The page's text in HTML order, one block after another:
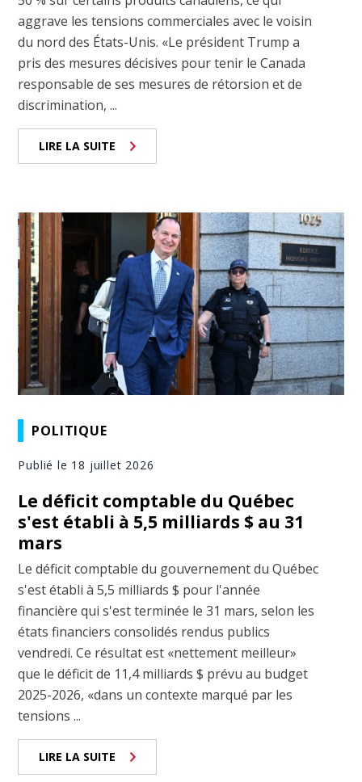
aggrave les tensions commerciales avec le voisin
du nord des États-Unis. «Le président Trump a
pris des mesures décisives pour tenir le Canada
responsable de ses mesures de rétorsion et de
discrimination, ...
LIRE LA SUITE
POLITIQUE
Publié le 18 juillet 2026
Le déficit comptable du Québec
s'est établi à 5,5 milliards $ au 31
mars
Le déficit comptable du gouvernement du Québec
s'est établi à 5,5 milliards $ pour l'année
financière qui s'est terminée le 31 mars, selon les
états financiers consolidés rendus publics
vendredi. Ce résultat est «nettement meilleur»
que le déficit de 11,4 milliards $ prévu au budget
2025-2026, «dans un contexte marqué par les
tensions ...
LIRE LA SUITE